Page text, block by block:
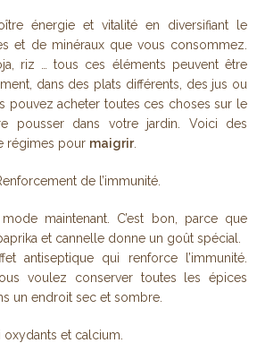
énergie et vitalité en diversifiant le
et de minéraux que vous consommez.
riz … tous ces éléments peuvent être
dans des plats différents, des jus ou
pouvez acheter toutes ces choses sur le
pousser dans votre jardin. Voici des
régimes pour maigrir.
de l’immunité.
mode maintenant. C’est bon, parce que
et cannelle donne un goût spécial.
antiseptique qui renforce l’immunité.
voulez conserver toutes les épices
un endroit sec et sombre.
et calcium.